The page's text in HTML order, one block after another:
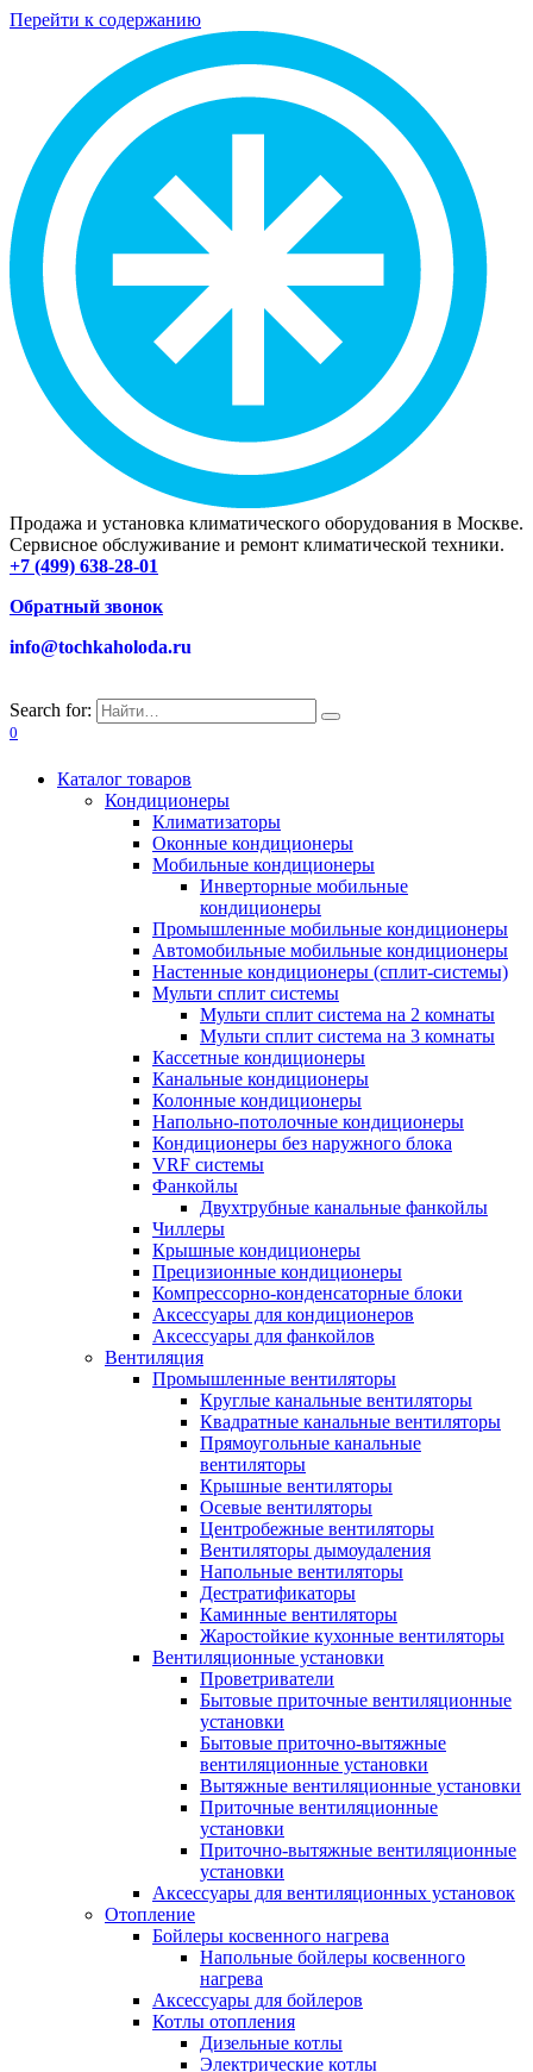
Перейти к содержанию
Продажа и установка климатического оборудования в Москве.
Сервисное обслуживание и ремонт климатической техники.
+7 (499) 638-28-01
Обратный звонок
info@tochkaholoda.ru
Search for:
0
Каталог товаров
Кондиционеры
Климатизаторы
Оконные кондиционеры
Мобильные кондиционеры
Инверторные мобильные
кондиционеры
Промышленные мобильные кондиционеры
Автомобильные мобильные кондиционеры
Настенные кондиционеры (сплит-системы)
Мульти сплит системы
Мульти сплит система на 2 комнаты
Мульти сплит система на 3 комнаты
Кассетные кондиционеры
Канальные кондиционеры
Колонные кондиционеры
Напольно-потолочные кондиционеры
Кондиционеры без наружного блока
VRF системы
Фанкойлы
Двухтрубные канальные фанкойлы
Чиллеры
Крышные кондиционеры
Прецизионные кондиционеры
Компрессорно-конденсаторные блоки
Аксессуары для кондиционеров
Аксессуары для фанкойлов
Вентиляция
Промышленные вентиляторы
Круглые канальные вентиляторы
Квадратные канальные вентиляторы
Прямоугольные канальные
вентиляторы
Крышные вентиляторы
Осевые вентиляторы
Центробежные вентиляторы
Вентиляторы дымоудаления
Напольные вентиляторы
Дестратификаторы
Каминные вентиляторы
Жаростойкие кухонные вентиляторы
Вентиляционные установки
Проветриватели
Бытовые приточные вентиляционные
установки
Бытовые приточно-вытяжные
вентиляционные установки
Вытяжные вентиляционные установки
Приточные вентиляционные
установки
Приточно-вытяжные вентиляционные
установки
Аксессуары для вентиляционных установок
Отопление
Бойлеры косвенного нагрева
Напольные бойлеры косвенного
нагрева
Аксессуары для бойлеров
Котлы отопления
Дизельные котлы
Электрические котлы